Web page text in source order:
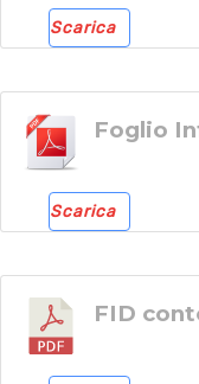
Scarica
Foglio
Scarica
FID